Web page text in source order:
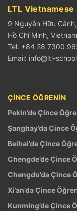
LTL Vietnamese
9 Nguyễn Hữu
Hồ Chí Minh, Vietnam
Tel: +84 28 7300
Email: info@ltl-
ÇINCE ÖĞRENIN
Pekin’de Çince
Şanghay’da Çince
Beihai’de Çince
Chengde’de Çince
Chengdu’da Çince
Xi’an’da Çince
Kunming’de Çince